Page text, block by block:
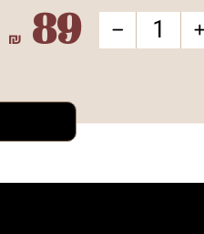
89
₪